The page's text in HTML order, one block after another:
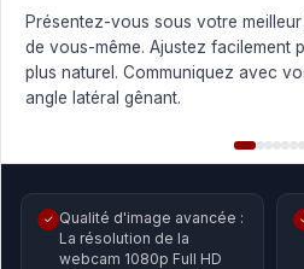
Présentez-vous sous votre
de vous-même. Ajustez facilement
plus naturel. Communiquez avec
angle latéral gênant.
✓ Qualité d'image avancée :
La résolution de la
webcam 1080p Full HD